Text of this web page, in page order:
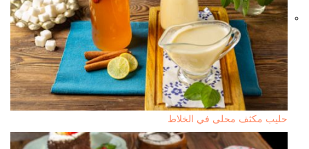
حليب مكثف محلى في الخلاط